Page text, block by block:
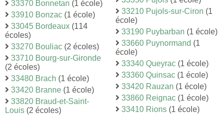
33370 Bonnetan (1 école)
33910 Bonzac (1 école)
33045 Bordeaux (114
écoles)
33270 Bouliac (2 écoles)
33710 Bourg-sur-Gironde
(2 écoles)
33480 Brach (1 école)
33420 Branne (1 école)
33820 Braud-et-Saint-
Louis (2 écoles)
33210 Pujols-sur-Ciron (1
école)
33190 Puybarban (1 école)
33660 Puynormand (1
école)
33340 Queyrac (1 école)
33360 Quinsac (1 école)
33420 Rauzan (1 école)
33860 Reignac (1 école)
33410 Rions (1 école)